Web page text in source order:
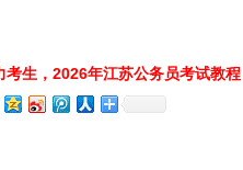
考生，2026年江苏公务员考试教程